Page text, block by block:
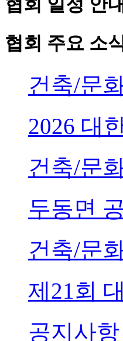
협회 주요 소
건축/문
2026 대
건축/문
두동면
건축/문
제21회
공지사항